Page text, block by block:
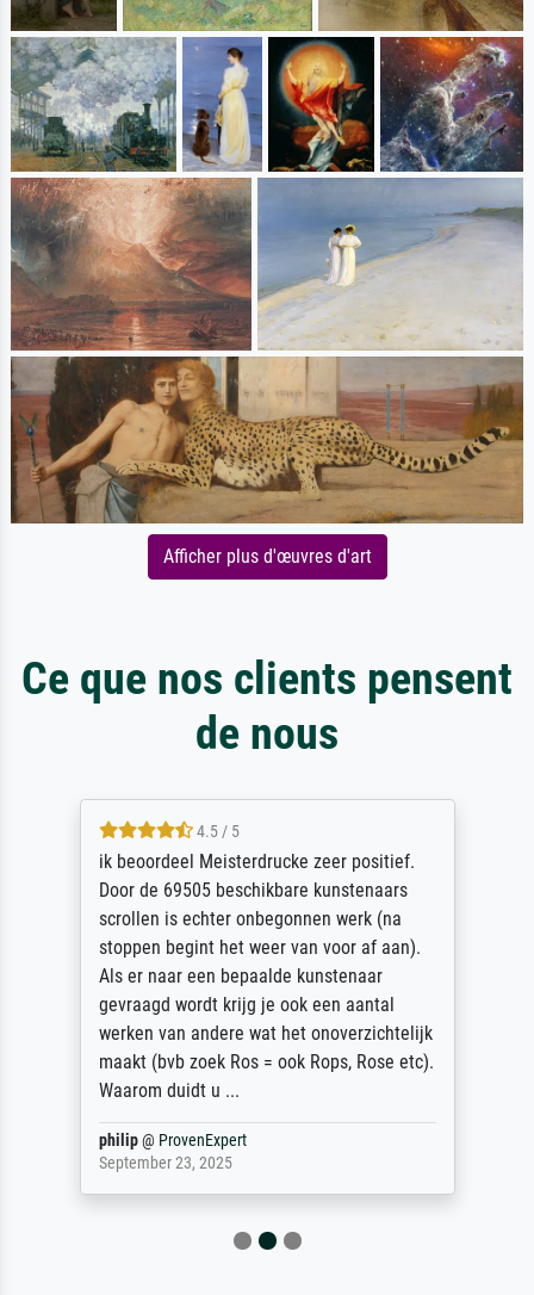
Afficher plus d'œuvres d'art
Ce que nos clients pensent
de nous
4.5 / 5
ik beoordeel Meisterdrucke zeer positief.
Door de 69505 beschikbare kunstenaars
scrollen is echter onbegonnen werk (na
stoppen begint het weer van voor af aan).
Als er naar een bepaalde kunstenaar
gevraagd wordt krijg je ook een aantal
werken van andere wat het onoverzichtelijk
maakt (bvb zoek Ros = ook Rops, Rose etc).
Waarom duidt u ...
philip@ ProvenExpert
September 23, 2025